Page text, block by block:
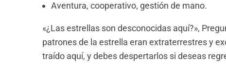
Aventura, cooperativo, gestión de mano.
«¿Las estrellas son desconocidas aquí?»,
patrones de la estrella eran extraterrestres y
traído aquí, y debes despertarlos si deseas